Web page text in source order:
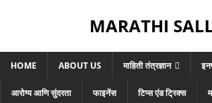
MARATHI
HOME ABOUT US माहिती तंत्रज्ञान
आरोग्य आणि सुंदरता फाइनेंस टिप्स एंड ट्रिक्स